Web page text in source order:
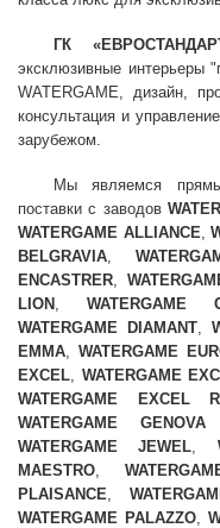
ГК
эксклюзивные интерьеры
WATERGAME, дизайн,
консультация и
зарубежом.
Мы являемся
поставки с заводов
WATERGAME ALLIANCE ,
BELGRAVIA
ENCASTRER
LION
WATERGAME
WATERGAME DIAMANT,
EMMA
WATERGAME
EXCEL
WATERGAME
WATERGAME EXCEL
WATERGAME
WATERGAME JEWEL
MAESTRO
PLAISANCE
WATERGAME PALAZZO,